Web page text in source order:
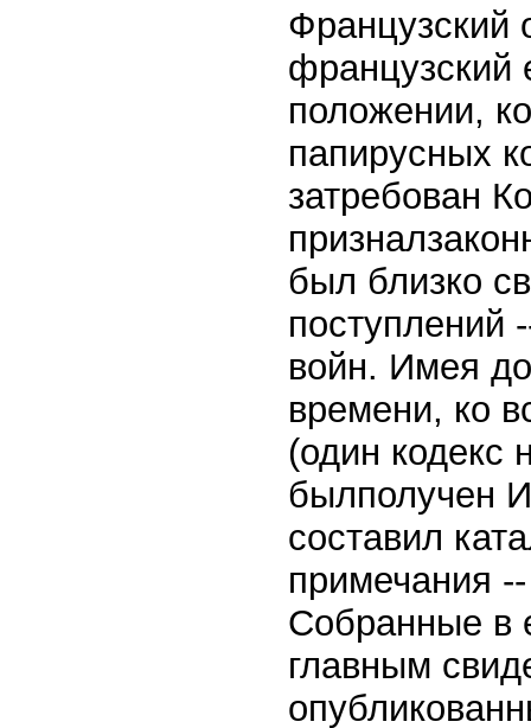
Французский
французский
положении,
папирусных
затребован
был близко
войн. Имея
времени, ко
(один кодекс
былполучен
составил
примечания
Собранные в
главным